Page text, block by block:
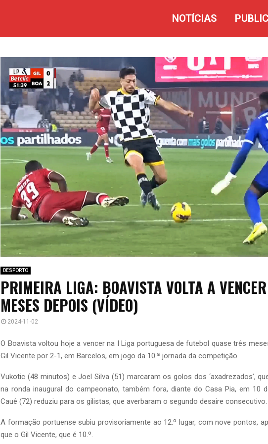
NOTÍCIAS
DESPORTO
PRIMEIRA LIGA: BOAVISTA VOLTA A
MESES DEPOIS (VÍDEO)
2024-11-02
O Boavista voltou hoje a vencer na I Liga portuguesa de futebol quase três
Gil Vicente por 2-1, em Barcelos, em jogo da 10.ª jornada da competição.
Vukotic (48 minutos) e Joel Silva (51) marcaram os golos dos ‘axadrezados’,
na ronda inaugural do campeonato, também fora, diante do Casa Pia, em 10
Cauê (72) reduziu para os gilistas, que averbaram o segundo desaire consecutivo.
A formação portuense subiu provisoriamente ao 12.º lugar, com nove pontos,
que o Gil Vicente, que é 10.º.